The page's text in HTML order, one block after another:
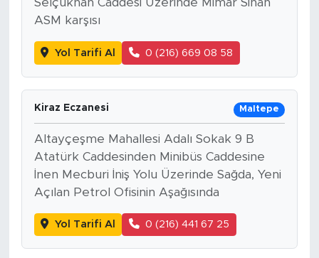
Selçukhan Caddesi Üzerinde Mimar Sinan
ASM karşısı
Yol Tarifi Al 0 (216) 669 08 58
Kiraz Eczanesi Maltepe
Altayçeşme Mahallesi Adalı Sokak 9 B
Atatürk Caddesinden Minibüs Caddesine
İnen Mecburi İniş Yolu Üzerinde Sağda, Yeni
Açılan Petrol Ofisinin Aşağısında
Yol Tarifi Al 0 (216) 441 67 25